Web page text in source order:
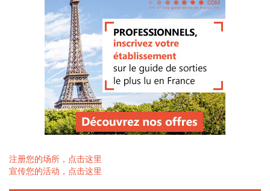
注册您的场所，点击这里
宣传您的活动，点击这里